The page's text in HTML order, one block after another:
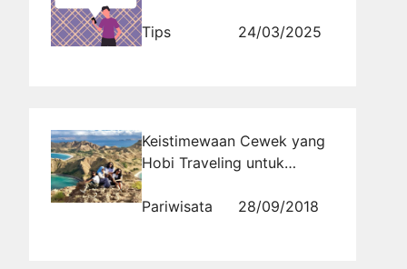
Tips
24/03/2025
Keistimewaan Cewek yang
Hobi Traveling untuk
Pariwisata
28/09/2018